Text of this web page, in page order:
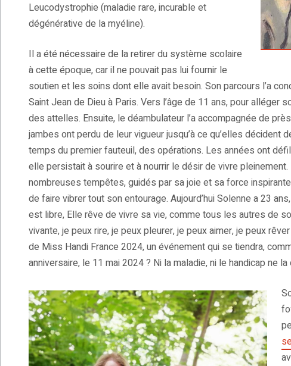
Leucodystrophie (maladie rare, incurable et
dégénérative de la myéline).
Il a été nécessaire de la retirer du système scolaire
à cette époque, car il ne pouvait pas lui fournir le
soutien et les soins dont elle avait besoin. Son parcours l’a
Saint Jean de Dieu à Paris. Vers l’âge de 11 ans, pour alléger
des attelles. Ensuite, le déambulateur l’a accompagnée de
jambes ont perdu de leur vigueur jusqu’à ce qu’elles décident
temps du premier fauteuil, des opérations. Les années ont
elle persistait à sourire et à nourrir le désir de vivre
nombreuses tempêtes, guidés par sa joie et sa force
de faire vibrer tout son entourage. Aujourd’hui Solenne a 23
est libre, Elle rêve de vivre sa vie, comme tous les autres de
vivante, je peux rire, je peux pleurer, je peux aimer, je peux
de Miss Handi France 2024, un événement qui se tiendra,
anniversaire, le 11 mai 2024 ? Ni la maladie, ni le handicap ne